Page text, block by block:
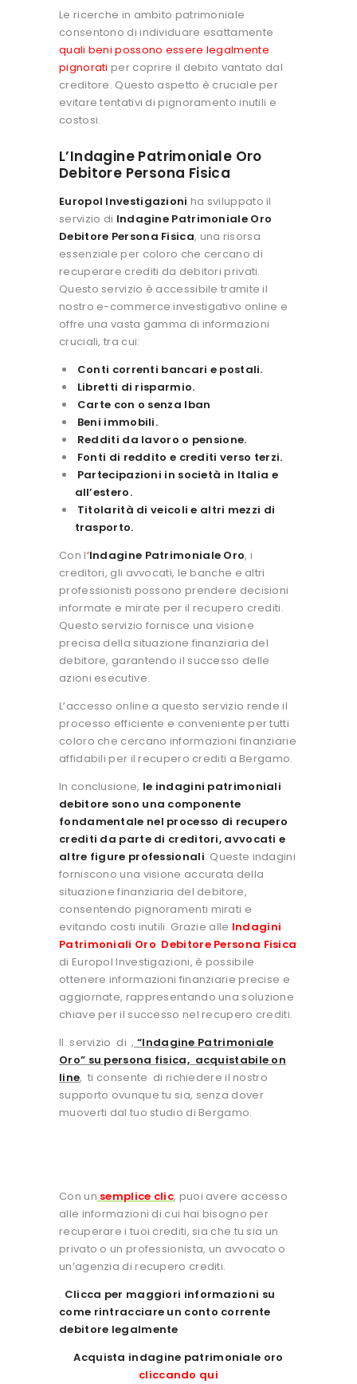
Le ricerche in ambito patrimoniale
consentono di individuare esattamente
quali beni possono essere legalmente
pignorati per coprire il debito vantato dal
creditore. Questo aspetto è cruciale per
evitare tentativi di pignoramento inutili e
costosi.
L’Indagine Patrimoniale Oro
Debitore Persona Fisica
Europol Investigazioni ha sviluppato il
servizio di Indagine Patrimoniale Oro
Debitore Persona Fisica, una risorsa
essenziale per coloro che cercano di
recuperare crediti da debitori privati.
Questo servizio è accessibile tramite il
nostro e-commerce investigativo online e
offre una vasta gamma di informazioni
cruciali, tra cui:
Conti correnti bancari e postali.
Libretti di risparmio.
Carte con o senza Iban
Beni immobili.
Redditi da lavoro o pensione.
Fonti di reddito e crediti verso terzi.
Partecipazioni in società in Italia e
all’estero.
Titolarità di veicoli e altri mezzi di
trasporto.
Con l‘Indagine Patrimoniale Oro, i
creditori, gli avvocati, le banche e altri
professionisti possono prendere decisioni
informate e mirate per il recupero crediti.
Questo servizio fornisce una visione
precisa della situazione finanziaria del
debitore, garantendo il successo delle
azioni esecutive.
L’accesso online a questo servizio rende il
processo efficiente e conveniente per tutti
coloro che cercano informazioni finanziarie
affidabili per il recupero crediti a Bergamo.
In conclusione, le indagini patrimoniali
debitore sono una componente
fondamentale nel processo di recupero
crediti da parte di creditori, avvocati e
altre figure professionali. Queste indagini
forniscono una visione accurata della
situazione finanziaria del debitore,
consentendo pignoramenti mirati e
evitando costi inutili. Grazie alle Indagini
Patrimoniali Oro Debitore Persona Fisica
di Europol Investigazioni, è possibile
ottenere informazioni finanziarie precise e
aggiornate, rappresentando una soluzione
chiave per il successo nel recupero crediti.
Il servizio di, “Indagine Patrimoniale
Oro” su persona fisica, acquistabile on
line, ti consente di richiedere il nostro
supporto ovunque tu sia, senza dover
muoverti dal tuo studio di Bergamo.
Con un semplice clic, puoi avere accesso
alle informazioni di cui hai bisogno per
recuperare i tuoi crediti, sia che tu sia un
privato o un professionista, un avvocato o
un’agenzia di recupero crediti.
. Clicca per maggiori informazioni su
come rintracciare un conto corrente
debitore legalmente
Acquista indagine patrimoniale oro
cliccando qui